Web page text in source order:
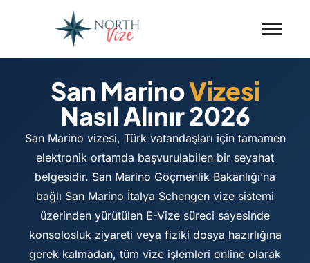
San MarinoVizesi
Nasıl Alınır 2026
San Marino vizesi, Türk vatandaşları için tamamen
elektronik ortamda başvurulabilen bir seyahat
belgesidir. San Marino Göçmenlik Bakanlığı’na
bağlı San Marino İtalya Schengen vize sistemi
üzerinden yürütülen E-Vize süreci sayesinde
konsolosluk ziyareti veya fiziki dosya hazırlığına
gerek kalmadan, tüm vize işlemleri online olarak